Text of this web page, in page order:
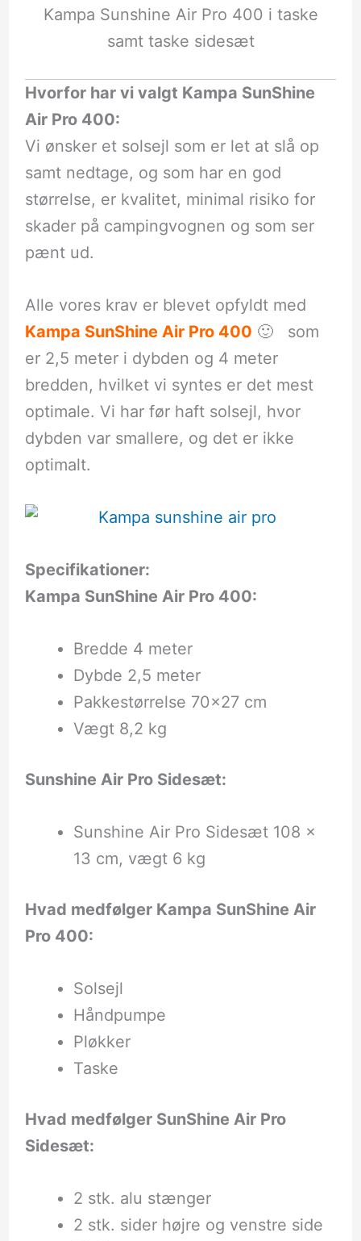
Kampa Sunshine Air Pro 400 i taske
samt taske sidesæt
Hvorfor har vi valgt Kampa SunShine
Air Pro 400:
Vi ønsker et solsejl som er let at slå op
samt nedtage, og som har en god
størrelse, er kvalitet, minimal risiko for
skader på campingvognen og som ser
pænt ud.
Alle vores krav er blevet opfyldt med
Kampa SunShine Air Pro 400 🙂 som
er 2,5 meter i dybden og 4 meter
bredden, hvilket vi syntes er det mest
optimale. Vi har før haft solsejl, hvor
dybden var smallere, og det er ikke
optimalt.
Specifikationer:
Kampa SunShine Air Pro 400:
Bredde 4 meter
Dybde 2,5 meter
Pakkestørrelse 70×27 cm
Vægt 8,2 kg
Sunshine Air Pro Sidesæt:
Sunshine Air Pro Sidesæt 108 x
13 cm, vægt 6 kg
Hvad medfølger Kampa SunShine Air
Pro 400:
Solsejl
Håndpumpe
Pløkker
Taske
Hvad medfølger SunShine Air Pro
Sidesæt:
2 stk. alu stænger
2 stk. sider højre og venstre side